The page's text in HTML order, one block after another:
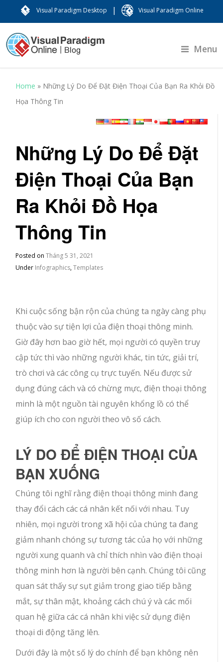
Visual Paradigm Desktop | Visual Paradigm Online
Menu
Home » Những Lý Do Để Đặt Điện Thoại Của Bạn Ra Khỏi Đồ
Họa Thông Tin
Những Lý Do Để Đặt
Điện Thoại Của Bạn
Ra Khỏi Đồ Họa
Thông Tin
Posted onTháng 5 31, 2021
Under Infographics,Templates
Khi cuộc sống bận rộn của chúng ta ngày càng phụ
thuộc vào sự tiện lợi của điện thoại thông minh.
Giờ đây hơn bao giờ hết, mọi người có quyền truy
cập tức thì vào những người khác, tin tức, giải trí,
trò chơi và các công cụ trực tuyến. Nếu được sử
dụng đúng cách và có chừng mực, điện thoại thông
minh là một nguồn tài nguyên khổng lồ có thể
giúp ích cho con người theo vô số cách.
LÝ DO ĐỂ ĐIỆN THOẠI CỦA
BẠN XUỐNG
Chúng tôi nghĩ rằng điện thoại thông minh đang
thay đổi cách các cá nhân kết nối với nhau. Tuy
nhiên, mọi người trong xã hội của chúng ta đang
giảm nhanh chóng sự tương tác của họ với những
người xung quanh và chỉ thích nhìn vào điện thoại
thông minh hơn là người bên cạnh. Chúng tôi cũng
quan sát thấy sự sụt giảm trong giao tiếp bằng
mắt, sự thân mật, khoảng cách chú ý và các mối
quan hệ giữa các cá nhân khi việc sử dụng điện
thoại di động tăng lên.
Dưới đây là một số lý do chính để bạn không nên